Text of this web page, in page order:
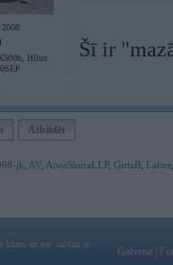
2008
Hilux
Šī ir
Atbildēt
jk AV AiwaShuraLLP, GirtzB Lafter
klubs un nav saistīts ar
Galvena